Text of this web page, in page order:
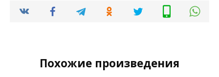
Похожие произведения